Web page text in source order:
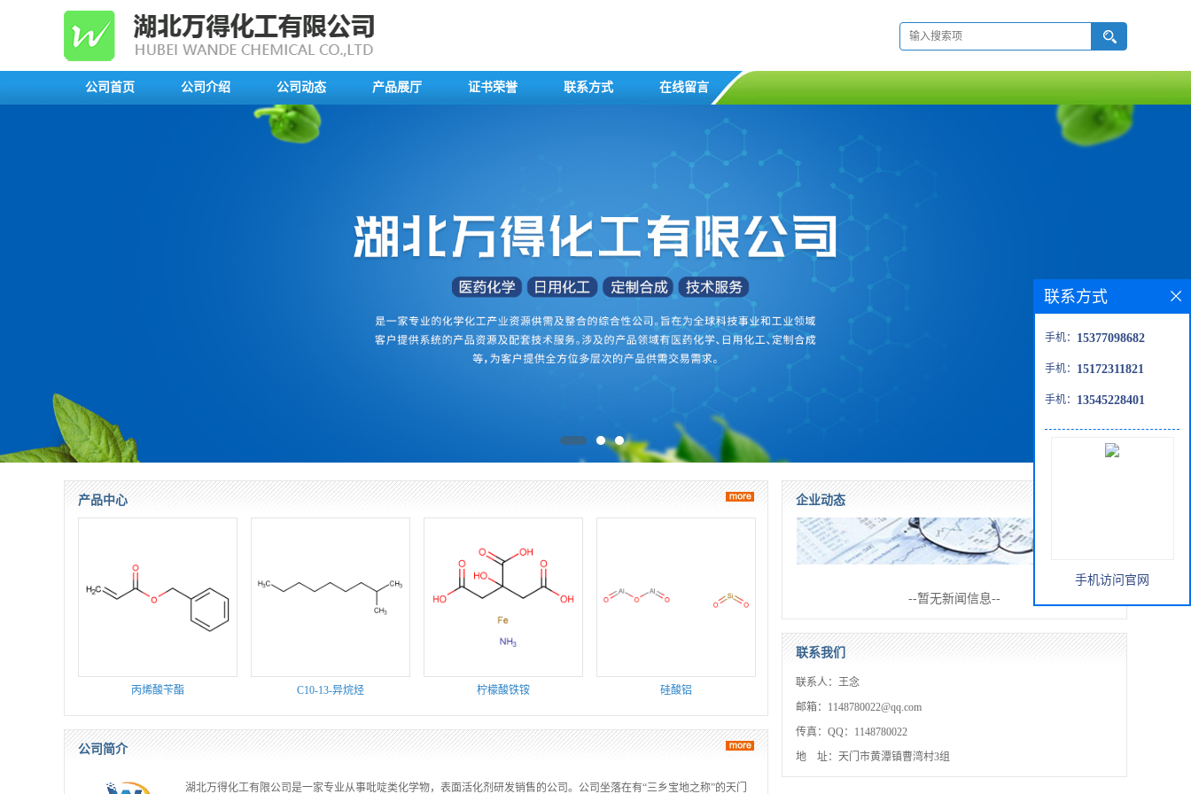
公司首页 公司介绍 公司动态 产品展厅 证书荣誉 联系方式 在线留言
产品中心
丙烯酸苄酯 C10-13-异烷烃 柠檬酸铁铵 硅酸铝
公司简介
湖北万得化工有限公司是一家专业从事吡啶类化学物，表面活化剂研发销售的公司。公司坐落在有“三乡宝地之称”的天门
企业动态
--暂无新闻信息--
联系我们
联系人：王念
邮箱：1148780022@qq.com
传真：QQ：1148780022
地 址：天门市黄潭镇曹湾村3组
联系方式
手机： 15377098682
手机： 15172311821
手机： 13545228401
手机访问官网